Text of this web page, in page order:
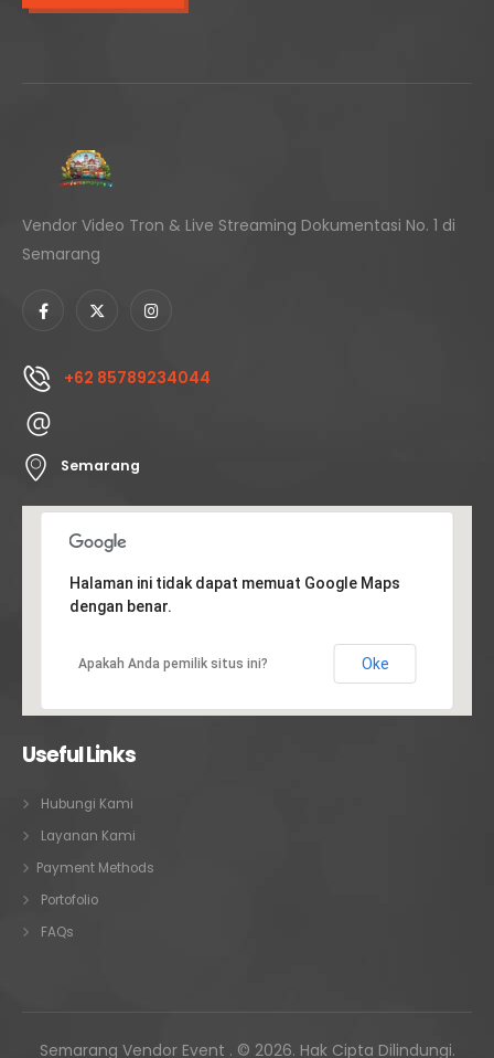
Vendor Video Tron & Live Streaming Dokumentasi No. 1 di
Semarang
+62 85789234044
Semarang
Halaman ini tidak dapat memuat Google Maps
dengan benar.
Apakah Anda pemilik situs ini? Oke
Useful Links
Hubungi Kami
Layanan Kami
Payment Methods
Portofolio
FAQs
Semarang Vendor Event . © 2026. Hak Cipta Dilindungi.